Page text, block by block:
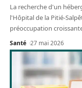
La recherche d'un
l'Hôpital de la Pitié-
préoccupation
Santé 27 mai 2026